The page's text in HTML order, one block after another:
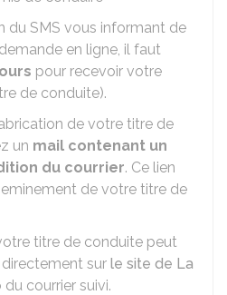
du SMS vous informant de
en ligne, il faut
pour recevoir votre
de conduite).
de votre titre de
un mail contenant un
du courrier. Ce lien
de votre titre de
titre de conduite peut
sur le site de La
courrier suivi.